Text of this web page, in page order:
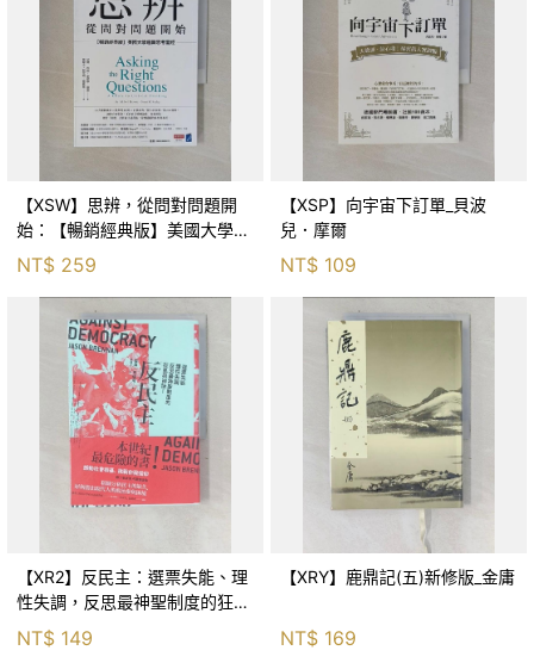
【XSW】思辨，從問對問題開
始：【暢銷經典版】美國大學邏
輯思考聖經_尼爾．布朗, 史都
華．基里, 羅耀宗, 蔡宏明, 黃賓
NT$ 259
【XSP】向宇宙下訂單_貝波
兒．摩爾
NT$ 109
【XR2】反民主：選票失能、理
性失調，反思最神聖制度的狂亂
NT$ 149
【XRY】鹿鼎記(五)新修版_金庸
NT$ 169